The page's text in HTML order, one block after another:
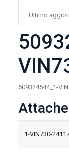
Ultimo
509324544_1-
1-VIN730-